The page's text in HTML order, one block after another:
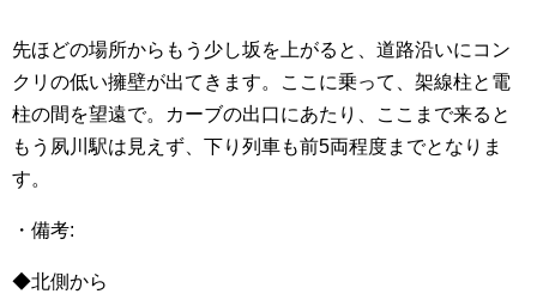
先ほどの場所からもう少し坂を上がると、道路沿いにコン
クリの低い擁壁が出てきます。ここに乗って、架線柱と電
柱の間を望遠で。カーブの出口にあたり、ここまで来ると
もう夙川駅は見えず、下り列車も前5両程度までとなりま
す。
・備考:
◆北側から